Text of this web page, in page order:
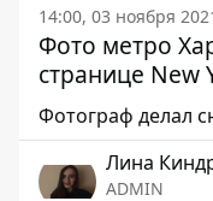
14:00, 03 ноября
Фото метро
странице New
Фотограф делал
Лина
ADMIN